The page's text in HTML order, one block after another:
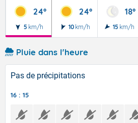
24°
5 km/h
24°
10 km/h
18°
15 km/h
Pluie dans l'heure
Pas de précipitations
16 : 15